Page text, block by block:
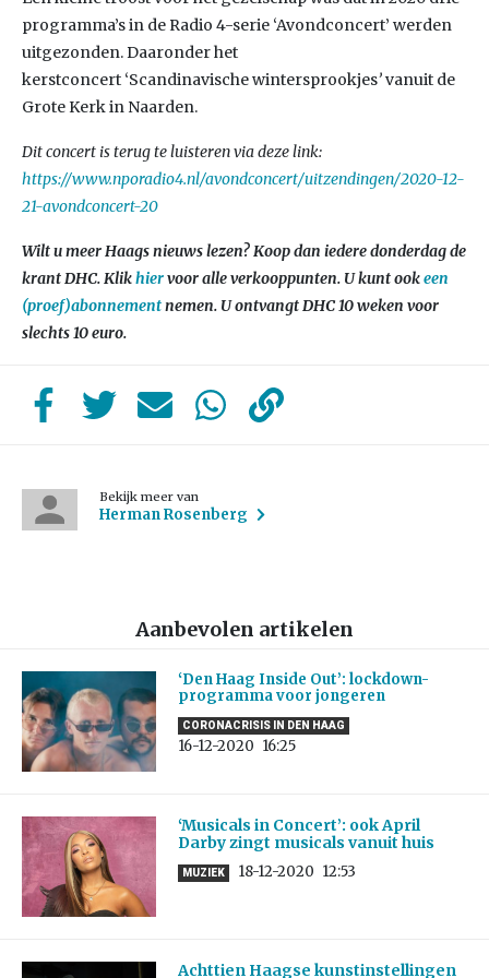
programma’s in de Radio 4-serie ‘Avondconcert’ werden
uitgezonden. Daaronder het
kerstconcert ‘Scandinavische wintersprookjes’vanuit de
Grote Kerk in Naarden.
Dit concert is terug te luisteren via deze link:
https://www.nporadio4.nl/avondconcert/uitzendingen/2020-12-
21-avondconcert-20
Wilt u meer Haags nieuws lezen? Koop dan iedere donderdag de
krant DHC. Klikhiervoor alle verkooppunten. U kunt ookeen
(proef)abonnementnemen. U ontvangt DHC 10 weken voor
slechts 10 euro.
Bekijk meer van
Herman Rosenberg
Aanbevolen artikelen
‘Den Haag Inside Out’: lockdown-
programma voor jongeren
CORONACRISIS IN DEN HAAG
16-12-2020 16:25
‘Musicals in Concert’: ook April
Darby zingt musicals vanuit huis
MUZIEK 18-12-2020 12:53
Achttien Haagse kunstinstellingen